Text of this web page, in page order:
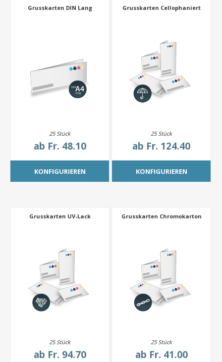
Grusskarten DIN Lang
25 Stück
ab Fr. 48.10
KONFIGURIEREN
Grusskarten Cellophaniert
25 Stück
ab Fr. 124.40
KONFIGURIEREN
Grusskarten UV-Lack
25 Stück
ab Fr. 94.70
Grusskarten Chromokarton
25 Stück
ab Fr. 41.00